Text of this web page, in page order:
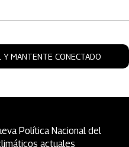
Y MANTENTE CONECTADO
Política Nacional del
actuales